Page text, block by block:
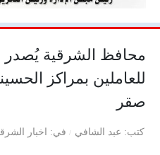
محافظ الشرقية يُصدر
للعاملين بمراكز
صقر
كتب عبد الشافي في اخبار